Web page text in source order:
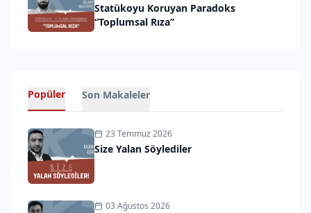
Statükoyu Koruyan Paradoks
“Toplumsal Rıza”
Popüler Son Makaleler
23 Temmuz 2026
Size Yalan Söylediler
03 Ağustos 2026